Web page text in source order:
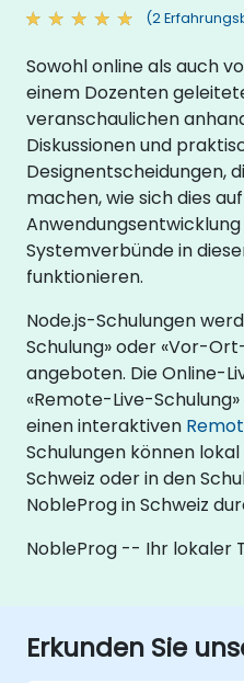
(2
Sowohl online als auch
einem Dozenten
veranschaulichen
Diskussionen und
Designentscheidungen,
machen, wie sich dies
Systemverbünde in
funktionieren.
Node.js-Schulungen
Schulung» oder «Vor-
angeboten. Die Online-
«Remote-Live-
einen interaktiven
Schulungen können
Schweiz oder in den
NobleProg in Schweiz
NobleProg -- Ihr lokaler
Erkunden Sie